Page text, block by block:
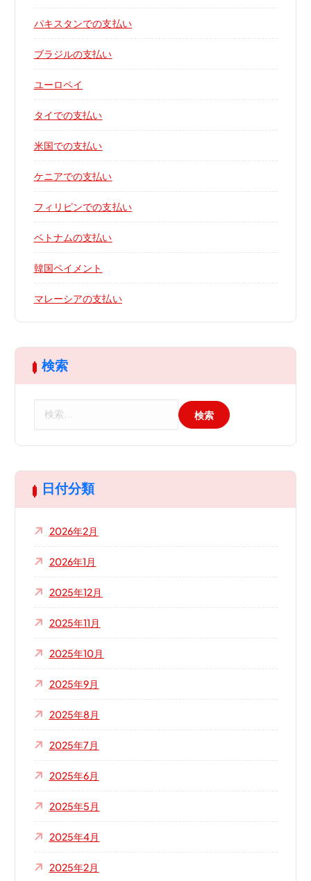
パキスタンでの支払い
ブラジルの支払い
ユーロペイ
タイでの支払い
米国での支払い
ケニアでの支払い
フィリピンでの支払い
ベトナムの支払い
韓国ペイメント
マレーシアの支払い
検索
日付分類
2026年2月
2026年1月
2025年12月
2025年11月
2025年10月
2025年9月
2025年8月
2025年7月
2025年6月
2025年5月
2025年4月
2025年2月